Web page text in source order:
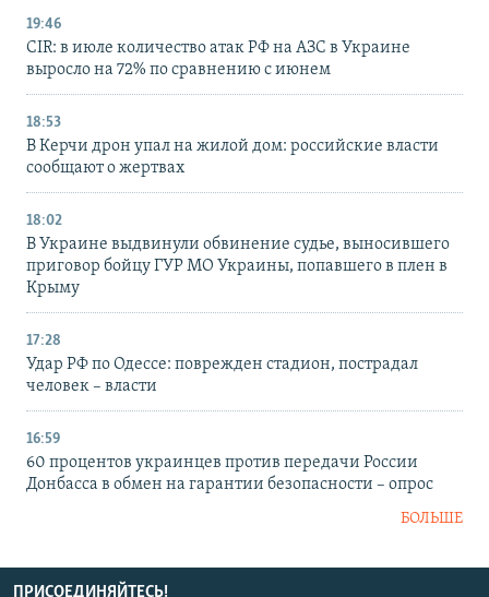
19:46
CIR: в июле количество атак РФ на АЗС в Украине
выросло на 72% по сравнению с июнем
18:53
В Керчи дрон упал на жилой дом: российские власти
сообщают о жертвах
18:02
В Украине выдвинули обвинение судье, выносившего
приговор бойцу ГУР МО Украины, попавшего в плен в
Крыму
17:28
Удар РФ по Одессе: поврежден стадион, пострадал
человек – власти
16:59
60 процентов украинцев против передачи России
Донбасса в обмен на гарантии безопасности – опрос
БОЛЬШЕ
ПРИСОЕДИНЯЙТЕСЬ!